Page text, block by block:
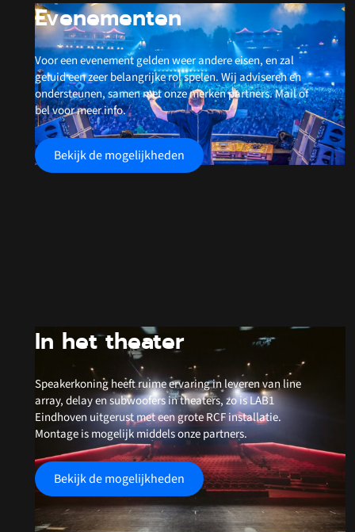
Evenementen
Voor een evenement gelden weer andere eisen, en zal
geluid een zeer belangrijke rol spelen. Wij adviseren en
ondersteunen, samen met onze merken partners. Mail of
bel voor meer info.
Bekijk de mogelijkheden
In het theater
Speakerkoning heeft ruime ervaring in leveren van line
array, delay en subwoofers in theaters, zo is LAB1
Eindhoven uitgerust met een grote RCF installatie.
Montage is mogelijk middels onze partners.
Bekijk de mogelijkheden